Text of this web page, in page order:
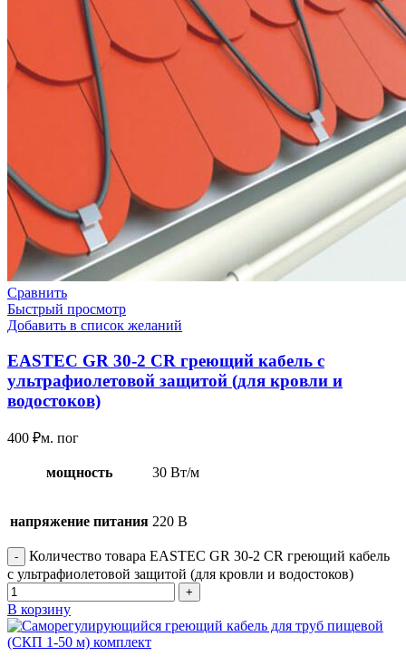
Сравнить
Быстрый просмотр
Добавить в список желаний
EASTEC GR 30-2 CR греющий кабель с
ультрафиолетовой защитой (для кровли и
водостоков)
400 ₽м. пог
мощность 30 Вт/м
напряжение питания 220 В
Количество товара EASTEC GR 30-2 CR греющий кабель
с ультрафиолетовой защитой (для кровли и водостоков)
В корзину